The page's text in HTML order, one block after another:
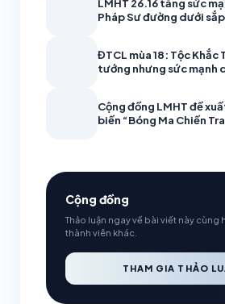
LMHT 26.16 tăng sức
Pháp Sư đường dưới
ĐTCL mùa 18: Tộc Khắc
tướng nhưng sức mạnh
Cộng đồng LMHT đề
biến “Bóng Ma Chiến
Cộng đồng
Thảo luận ngay về bài viết này cùng
thành viên khác.
THAM GIA THẢO